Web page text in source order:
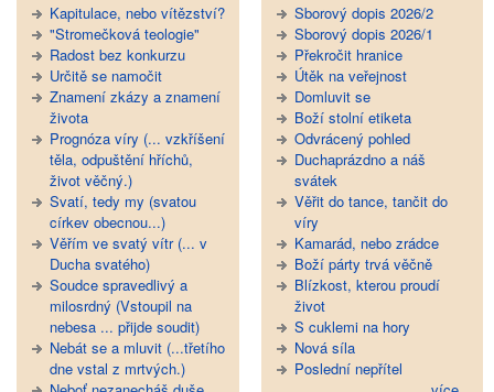
Kapitulace, nebo vítězství?
"Stromečková teologie"
Radost bez konkurzu
Určitě se namočit
Znamení zkázy a znamení
života
Prognóza víry (... vzkříšení
těla, odpuštění hříchů,
život věčný.)
Svatí, tedy my (svatou
církev obecnou...)
Věřím ve svatý vítr (... v
Ducha svatého)
Soudce spravedlivý a
milosrdný (Vstoupil na
nebesa ... přijde soudit)
Nebát se a mluvit (...třetího
dne vstal z mrtvých.)
Sborový dopis 2026/2
Sborový dopis 2026/1
Překročit hranice
Útěk na veřejnost
Domluvit se
Boží stolní etiketa
Odvrácený pohled
Duchaprázdno a náš
svátek
Věřit do tance, tančit do
víry
Kamarád, nebo zrádce
Boží párty trvá věčně
Blízkost, kterou proudí
život
S cuklemi na hory
Nová síla
Poslední nepřítel